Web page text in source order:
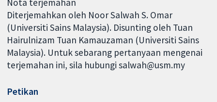
Nota terjemahan
Diterjemahkan oleh Noor Salwah S. Omar
(Universiti Sains Malaysia). Disunting oleh Tuan
Hairulnizam Tuan Kamauzaman (Universiti Sains
Malaysia). Untuk sebarang pertanyaan mengenai
terjemahan ini, sila hubungi salwah@usm.my
Petikan